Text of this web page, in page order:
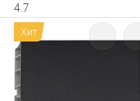
4.7
Хит